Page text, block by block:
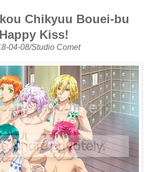
Chikyuu Bouei-bu
Happy Kiss!
04-08/Studio Comet